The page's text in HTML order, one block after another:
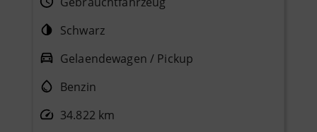
Schwarz
Gelaendewagen / Pickup
Benzin
34.822 km